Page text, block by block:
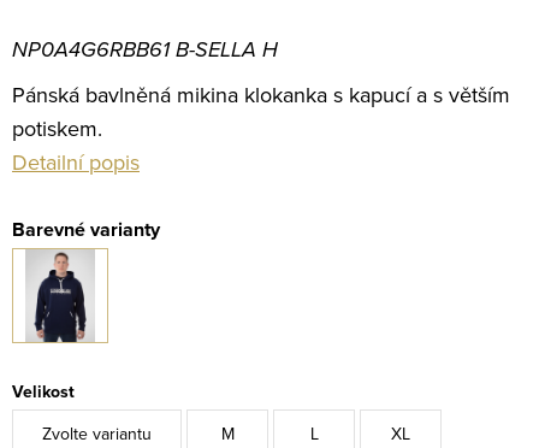
NP0A4G6RBB61 B-SELLA H
Pánská bavlněná mikina klokanka s kapucí a s větším
potiskem.
Detailní popis
Velikost
Zvolte variantu M L XL